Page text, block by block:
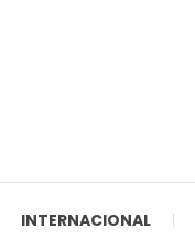
INTERNACIONAL